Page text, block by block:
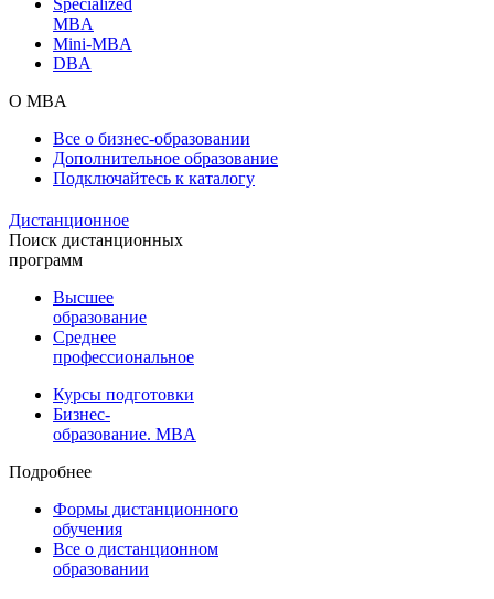
MBA
Mini-MBA
DBA
О MBA
Все о бизнес-образовании
Дополнительное образование
Подключайтесь к каталогу
Дистанционное
Поиск дистанционных
программ
Высшее
образование
Среднее
профессиональное
Курсы подготовки
Бизнес-
образование. MBA
Подробнее
Формы дистанционного
обучения
Все о дистанционном
образовании